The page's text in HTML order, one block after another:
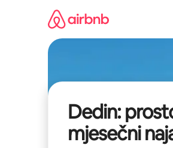
Dedin:
mjesečni